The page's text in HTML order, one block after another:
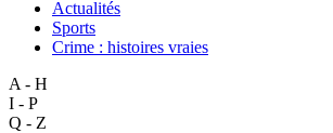
Actualités
Sports
Crime : histoires vraies
A - H
I - P
Q - Z